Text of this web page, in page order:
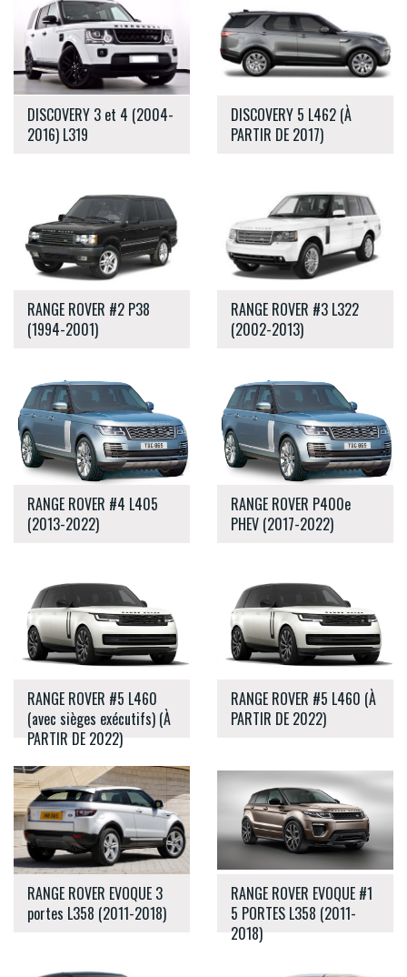
DISCOVERY 3 et 4 (2004-
2016) L319
DISCOVERY 5 L462 (À
PARTIR DE 2017)
RANGE ROVER #2 P38
(1994-2001)
RANGE ROVER #3 L322
(2002-2013)
RANGE ROVER #4 L405
(2013-2022)
RANGE ROVER P400e
PHEV (2017-2022)
RANGE ROVER #5 L460
(avec sièges exécutifs) (À
PARTIR DE 2022)
RANGE ROVER #5 L460 (À
PARTIR DE 2022)
RANGE ROVER EVOQUE 3
portes L358 (2011-2018)
RANGE ROVER EVOQUE #1
5 PORTES L358 (2011-
2018)